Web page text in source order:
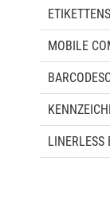
MOBILE
LINERLESS